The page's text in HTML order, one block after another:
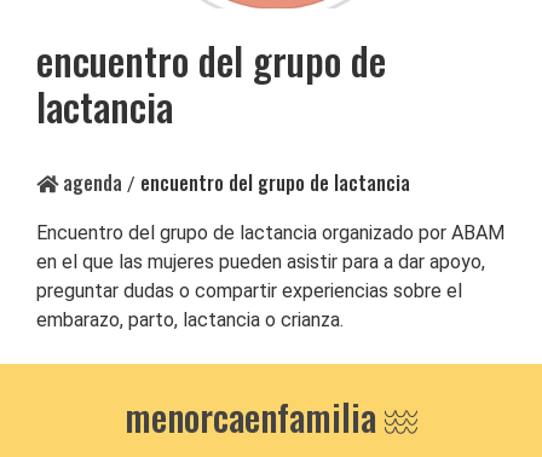
encuentro del grupo de
lactancia
agenda / encuentro del grupo de lactancia
Encuentro del grupo de lactancia organizado por ABAM
en el que las mujeres pueden asistir para a dar apoyo,
preguntar dudas o compartir experiencias sobre el
embarazo, parto, lactancia o crianza.
menorcaenfamilia